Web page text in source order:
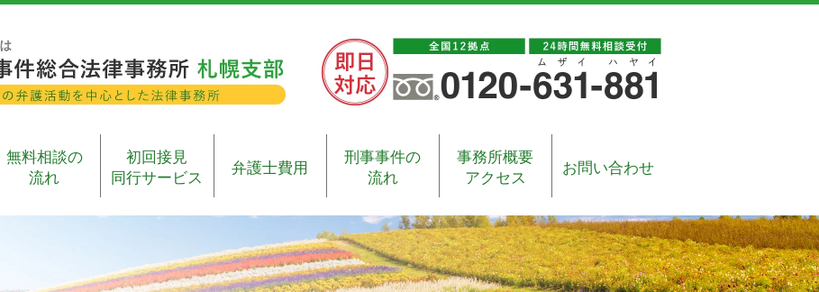
無料相談の
流れ
初回接見
同行サービス
弁護士費用
刑事事件の
流れ
事務所概要
アクセス
お問い合わせ